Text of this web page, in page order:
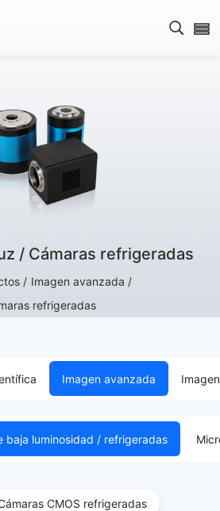
Abrir
/ Cámaras refrigeradas
/ Imagen avanzada /
refrigeradas
Imagen avanzada
baja luminosidad / refrigeradas
CMOS refrigeradas